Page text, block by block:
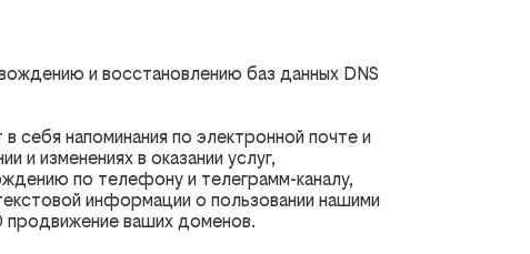
и восстановлению баз данных DNS
себя напоминания по электронной почте и
и изменениях в оказании услуг,
по телефону и телеграмм-каналу,
информации о пользовании нашими
продвижение ваших доменов.